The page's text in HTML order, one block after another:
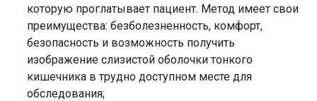
которую проглатывает пациент. Метод имеет свои
преимущества: безболезненность, комфорт,
безопасность и возможность получить
изображение слизистой оболочки тонкого
кишечника в трудно доступном месте для
обследования;